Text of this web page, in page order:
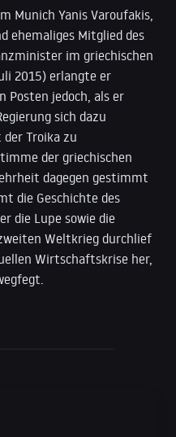
Munich Yanis Varoufakis,
ehemaliges Mitglied des
im griechischen
2015) erlangte er
Posten jedoch, als er
sich dazu
Troika zu
der griechischen
dagegen gestimmt
die Geschichte des
die Lupe sowie die
Weltkrieg durchlief
Wirtschaftskrise her,